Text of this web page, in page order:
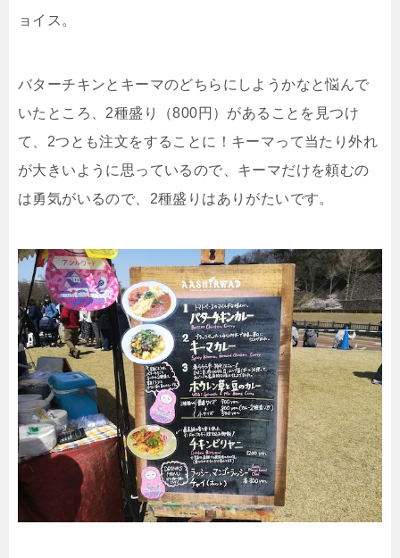
ョイス。
バターチキンとキーマのどちらにしようかなと悩んで
いたところ、2種盛り（800円）があることを見つけ
て、2つとも注文をすることに！キーマって当たり外れ
が大きいように思っているので、キーマだけを頼むの
は勇気がいるので、2種盛りはありがたいです。